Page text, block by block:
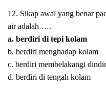
12. Sikap awal yang benar
air adalah ….
a. berdiri di tepi kolam
b. berdiri menghadap kolam
c. berdiri membelakangi
d. berdiri di tengah kolam